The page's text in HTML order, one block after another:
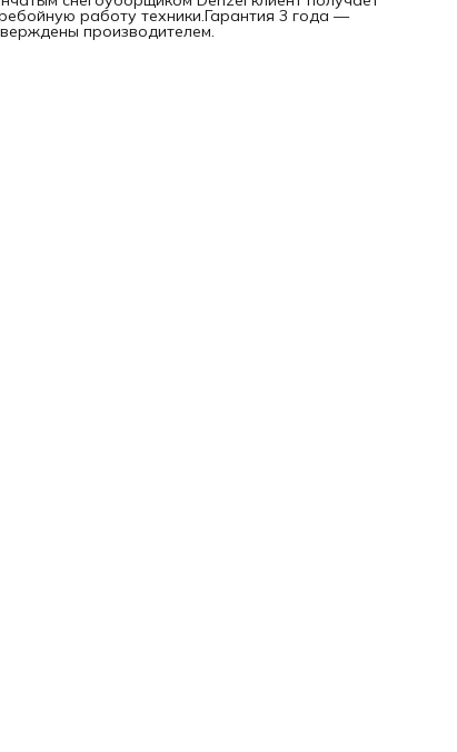
работу техники.Гарантия 3 года —
производителем.